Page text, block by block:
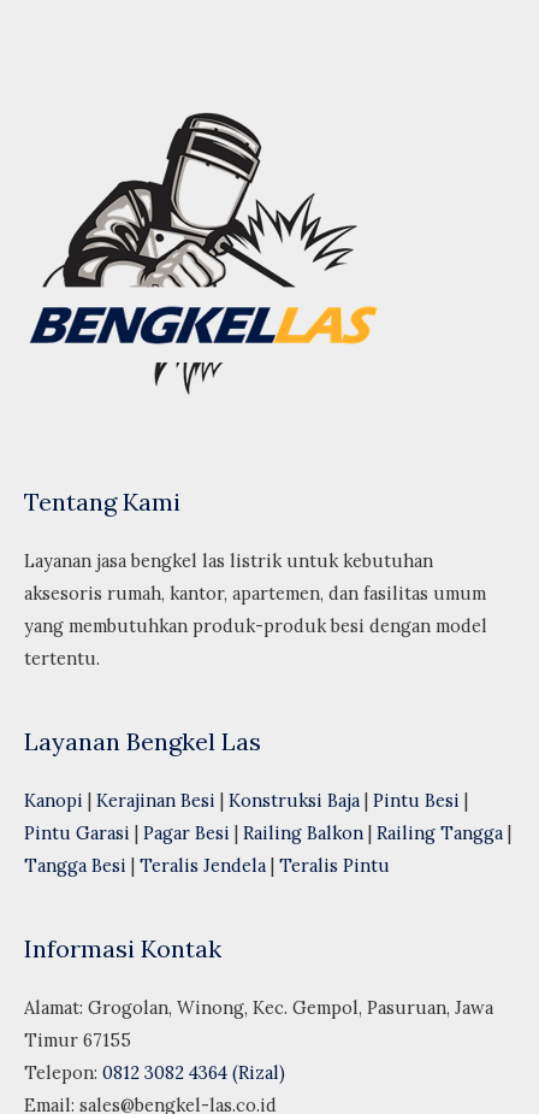
Tentang Kami
Layanan jasa bengkel las listrik untuk kebutuhan
aksesoris rumah, kantor, apartemen, dan fasilitas umum
yang membutuhkan produk-produk besi dengan model
tertentu.
Layanan Bengkel Las
Kanopi | Kerajinan Besi | Konstruksi Baja | Pintu Besi |
Pintu Garasi | Pagar Besi | Railing Balkon | Railing Tangga |
Tangga Besi | Teralis Jendela | Teralis Pintu
Informasi Kontak
Alamat: Grogolan, Winong, Kec. Gempol, Pasuruan, Jawa
Timur 67155
Telepon: 0812 3082 4364 (Rizal)
Email: sales@bengkel-las.co.id